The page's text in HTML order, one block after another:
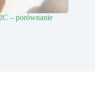
– porównanie